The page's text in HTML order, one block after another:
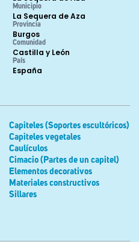
Municipio
La Sequera de Aza
Provincia
Burgos
Comunidad
Castilla y León
País
España
Capiteles (Soportes escultóricos)
Capiteles vegetales
Caulículos
Cimacio (Partes de un capitel)
Elementos decorativos
Materiales constructivos
Sillares